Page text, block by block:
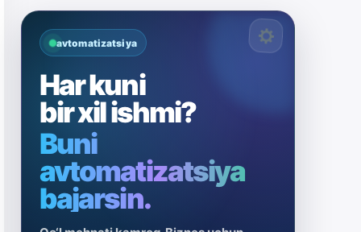
avtomatizatsiya
Har kuni
bir xil ishmi?
Buni
avtomatizatsiya
bajarsin.